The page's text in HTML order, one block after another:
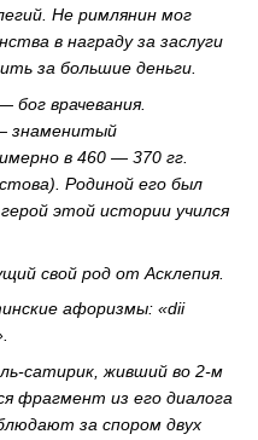
Не римлянин мог
в награду за заслуги
за большие деньги.
бог врачевания.
знаменитый
в 460 — 370 гг.
Родиной его был
этой истории учился
свой род от Асклепия.
афоризмы: «dii
сатирик, живший во 2-м
фрагмент из его диалога
за спором двух